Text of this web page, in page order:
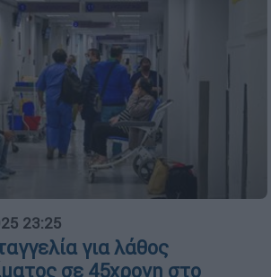
23:25
για λάθος
σε 45χρονη στο